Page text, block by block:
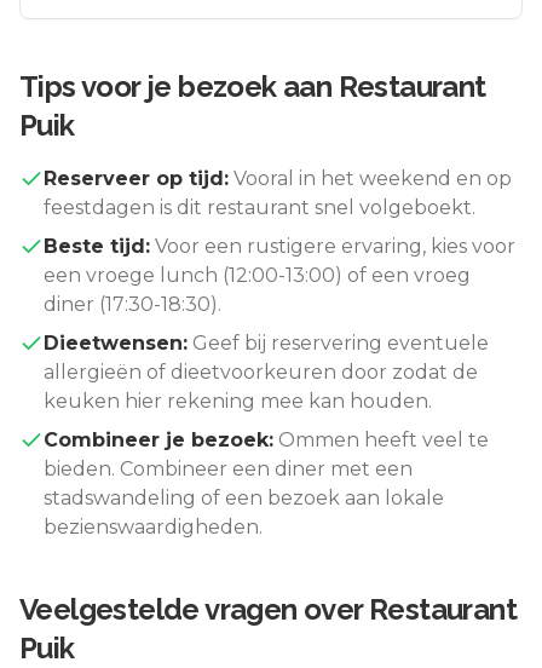
Tips voor je bezoek aan Restaurant
Puik
Reserveer op tijd: Vooral in het weekend en op
feestdagen is dit restaurant snel volgeboekt.
Beste tijd: Voor een rustigere ervaring, kies voor
een vroege lunch (12:00-13:00) of een vroeg
diner (17:30-18:30).
Dieetwensen: Geef bij reservering eventuele
allergieën of dieetvoorkeuren door zodat de
keuken hier rekening mee kan houden.
Combineer je bezoek: Ommen heeft veel te
bieden. Combineer een diner met een
stadswandeling of een bezoek aan lokale
bezienswaardigheden.
Veelgestelde vragen over Restaurant
Puik